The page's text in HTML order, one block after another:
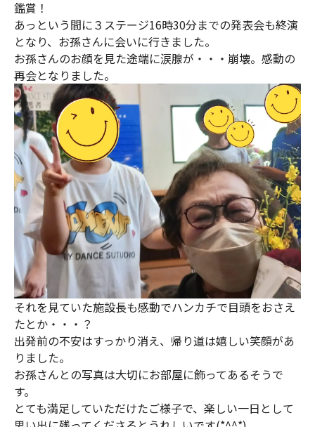
鑑賞！
あっという間に３ステージ16時30分までの発表会も終演
となり、お孫さんに会いに行きました。
お孫さんのお顔を見た途端に涙腺が・・・崩壊。感動の
再会となりました。
それを見ていた施設長も感動でハンカチで目頭をおさえ
たとか・・・？
出発前の不安はすっかり消え、帰り道は嬉しい笑顔があ
りました。
お孫さんとの写真は大切にお部屋に飾ってあるそうで
す。
とても満足していただけたご様子で、楽しい一日として